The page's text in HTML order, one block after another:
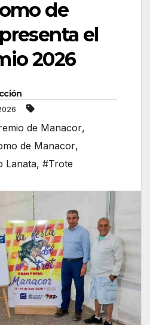
de
el
2026
de Manacor,
de Manacor,
Lanata, #Trote